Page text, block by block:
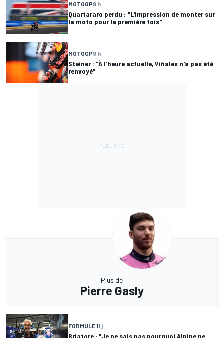
MOTOGP8 h
Quartararo perdu : "L'impression de monter sur
la moto pour la première fois"
MOTOGP9 h
Steiner : "À l'heure actuelle, Viñales n'a pas été
renvoyé"
Plus de
Pierre Gasly
FORMULE 11 j